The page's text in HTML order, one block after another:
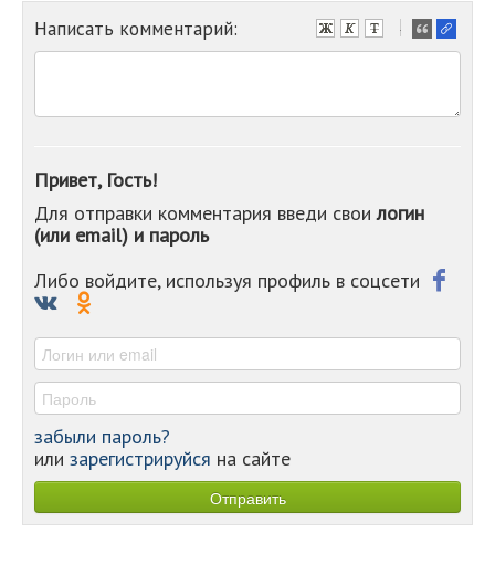
Написать комментарий:
-
-
-
-
-
Привет, Гость!
Для отправки комментария введи своилогин
(или email) и пароль
Либо войдите, используя профиль в соцсети
забыли пароль?
или зарегистрируйся на сайте